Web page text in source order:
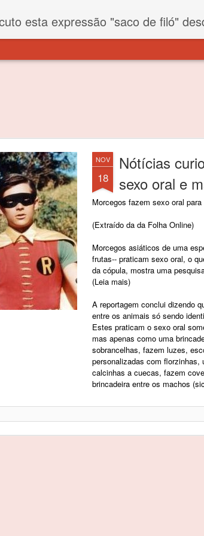
"saco de filó" desde criança. Para quem não sabe, filó é um tecido todo furadinho e permite que um saco feito com ele, mesmo que
NOV
18
Nótícias
sexo oral e
Morcegos fazem sexo oral
(Extraído da da Folha Online)
Morcegos asiáticos de uma
frutas-- praticam sexo oral, o
da cópula, mostra uma
(Leia mais)
A reportagem conclui dizendo
entre os animais só sendo
Estes praticam o sexo oral
mas apenas como uma
sobrancelhas, fazem luzes,
personalizadas com florzinhas,
calcinhas a cuecas, fazem
brincadeira entre os machos